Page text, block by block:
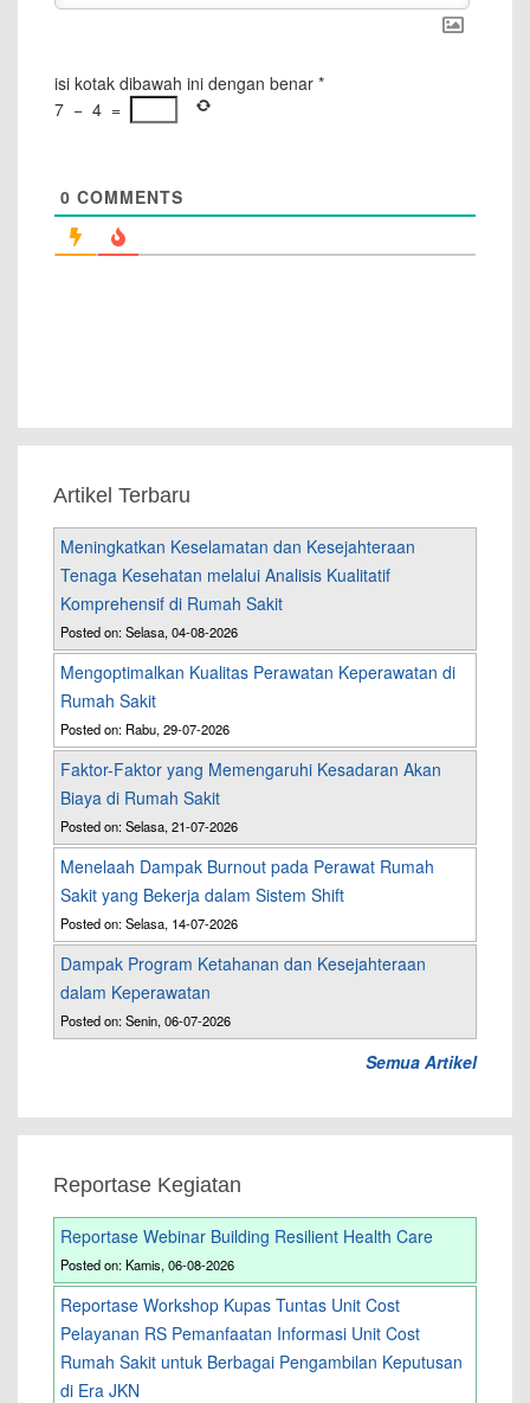
isi kotak dibawah ini dengan benar *
7 − 4 =
0 COMMENTS
Artikel Terbaru
Meningkatkan Keselamatan dan Kesejahteraan
Tenaga Kesehatan melalui Analisis Kualitatif
Komprehensif di Rumah Sakit
Posted on: Selasa, 04-08-2026
Mengoptimalkan Kualitas Perawatan Keperawatan di
Rumah Sakit
Posted on: Rabu, 29-07-2026
Faktor-Faktor yang Memengaruhi Kesadaran Akan
Biaya di Rumah Sakit
Posted on: Selasa, 21-07-2026
Menelaah Dampak Burnout pada Perawat Rumah
Sakit yang Bekerja dalam Sistem Shift
Posted on: Selasa, 14-07-2026
Dampak Program Ketahanan dan Kesejahteraan
dalam Keperawatan
Posted on: Senin, 06-07-2026
Semua Artikel
Reportase Kegiatan
Reportase Webinar Building Resilient Health Care
Posted on: Kamis, 06-08-2026
Reportase Workshop Kupas Tuntas Unit Cost
Pelayanan RS Pemanfaatan Informasi Unit Cost
Rumah Sakit untuk Berbagai Pengambilan Keputusan
di Era JKN